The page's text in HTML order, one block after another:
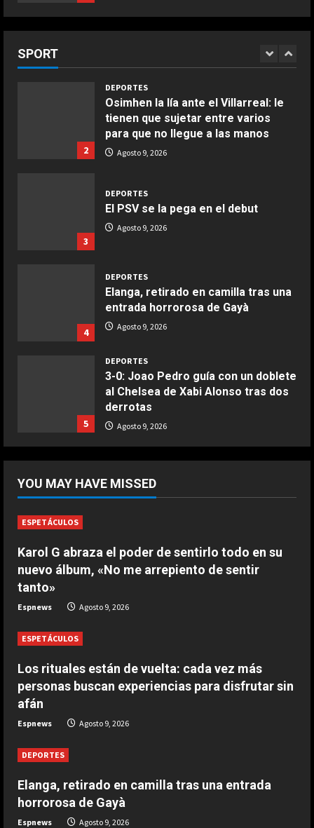
5
COCINA
Ensalada de espinacas deliciosa
COCINA
Boquerones fritos en freidora de
COCINA
Buñuelos de alcachofas
5
COCINA
SPORT
2
DEPORTES
Osimhen la lía ante el Villarreal: le
tienen que sujetar entre varios
para que no llegue a las manos
Agosto 9, 2026
3
DEPORTES
El PSV se la pega en el debut
Agosto 9, 2026
4
DEPORTES
Elanga, retirado en camilla tras una
entrada horrorosa de Gayà
Agosto 9, 2026
5
DEPORTES
3-0: Joao Pedro guía con un doblete
al Chelsea de Xabi Alonso tras dos
derrotas
Agosto 9, 2026
campo para agredir a los jugadores
tras un penalti
2
Osimhen la lía ante el Villarreal: le
tienen que sujetar entre varios
Agosto 9, 2026
El PSV se la pega en el debut
Agosto 9, 2026
4 Agosto 9, 2026
YOU MAY HAVE MISSED
ESPETÁCULOS
Karol G abraza el poder de sentirlo todo en su
nuevo álbum, «No me arrepiento de sentir
tanto»
Espnews Agosto 9, 2026
ESPETÁCULOS
Los rituales están de vuelta: cada vez más
personas buscan experiencias para disfrutar sin
afán
Espnews Agosto 9, 2026
DEPORTES
Elanga, retirado en camilla tras una entrada
horrorosa de Gayà
Espnews Agosto 9, 2026